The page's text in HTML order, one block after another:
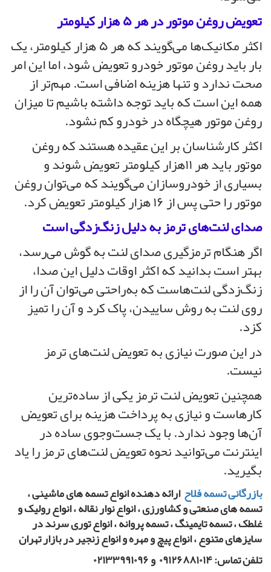
تعویض روغن موتور در هر ۵ هزار کیلومتر
اکثر مکانیک‌ها می‌گویند که هر ۵ هزار کیلومتر، یک
بار باید روغن موتور خودرو تعویض شود، اما این امر
صحت ندارد و تنها هزینه اضافی است. مهم‌تر از
همه این است که باید توجه داشته باشیم تا میزان
روغن موتور هیچگاه در خودرو کم نشود.
اکثر کارشناسان بر این عقیده هستند که روغن
موتور باید هر ۱۱هزار کیلومتر تعویض شوند و
بسیاری از خودروسازان می‌گویند که می‌توان روغن
موتور را حتی پس از ۱۶ هزار کیلومتر تعویض کرد.
صدای لنت‌های ترمز به دلیل زنگ‌زدگی است
اگر هنگام ترمزگیری صدای لنت به گوش می‌رسد،
بهتر است بدانید که اکثر اوقات دلیل این صدا،
زنگ‌زدگی لنت‌هاست که به‌راحتی می‌توان آن را از
روی لنت به روش ساییدن، پاک کرد و آن را تمیز
کزد.
در این صورت نیازی به تعویض لنت‌های ترمز
نیست.
همچنین تعویض لنت ترمز یکی از ساده‌ترین
کارهاست و نیازی به پرداخت هزینه برای تعویض
آن‌ها وجود ندارد. با یک جست‌وجوی ساده در
اینترنت می‌توانید نحوه تعویض لنت‌های ترمز را یاد
بگیرید.
بازرگانی تسمه فلاحارائه دهنده انواع تسمه های ماشینی ،
تسمه های صنعتی و کشاورزی ، انواع نوار نقاله ، انواع رولیک و
غلطک ، تسمه تایمینگ ، تسمه پروانه ، انواع توری سرند در
سایزهای متنوع ، انواع پیچ و مهره و انواع زنجیر در بازار تهران
تلفن تماس: ۰۹۱۲۶۸۸۱۰۱۴ و ۰۲۱۳۳۹۹۱۰۹۶